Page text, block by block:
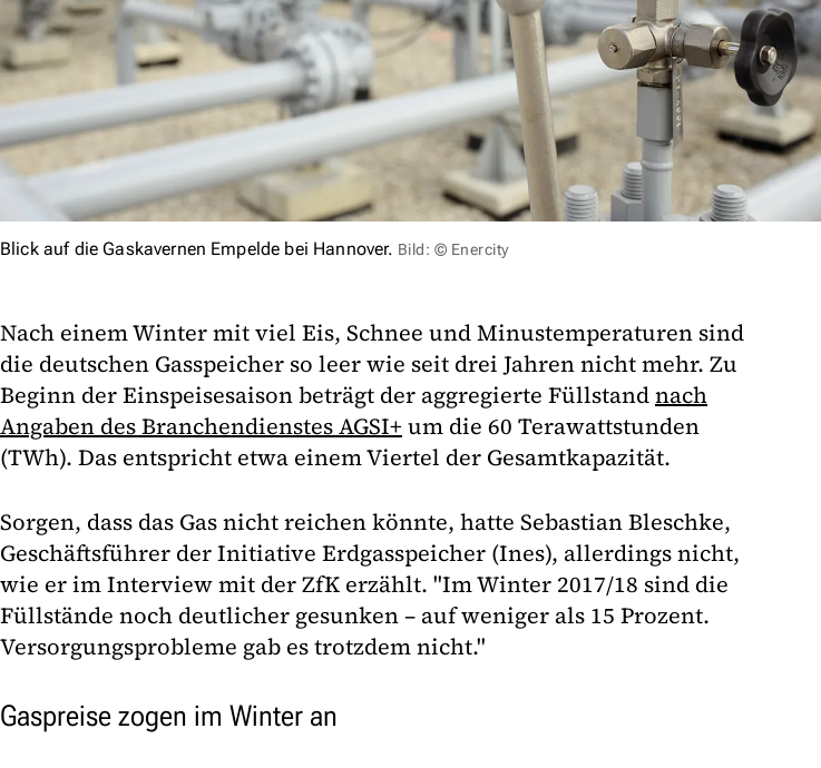
Blick auf die Gaskavernen Empelde bei Hannover. Bild: © Enercity
Nach einem Winter mit viel Eis, Schnee und Minustemperaturen sind
die deutschen Gasspeicher so leer wie seit drei Jahren nicht mehr. Zu
Beginn der Einspeisesaison beträgt der aggregierte Füllstandnach
Angaben des Branchendienstes AGSI+ um die 60 Terawattstunden
(TWh). Das entspricht etwa einem Viertel der Gesamtkapazität.
Sorgen, dass das Gas nicht reichen könnte, hatte Sebastian Bleschke,
Geschäftsführer der Initiative Erdgasspeicher (Ines), allerdings nicht,
wie er im Interview mit der ZfK erzählt. "Im Winter 2017/18 sind die
Füllstände noch deutlicher gesunken – auf weniger als 15 Prozent.
Versorgungsprobleme gab es trotzdem nicht."
Gaspreise zogen im Winter an